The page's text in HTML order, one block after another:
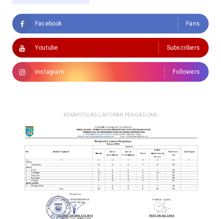
Facebook Fans
Youtube Subscribers
Instagram Followers
- REKAPITULASI LAPORAN PENGADUAN -